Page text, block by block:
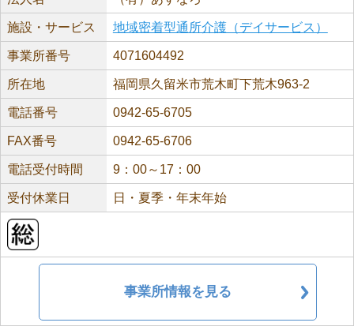
施設・サービス 地域密着型通所介護（デイサービス）
事業所番号 4071604492
所在地 福岡県久留米市荒木町下荒木963-2
電話番号 0942-65-6705
FAX番号 0942-65-6706
電話受付時間 9：00～17：00
受付休業日 日・夏季・年末年始
事業所情報を見る